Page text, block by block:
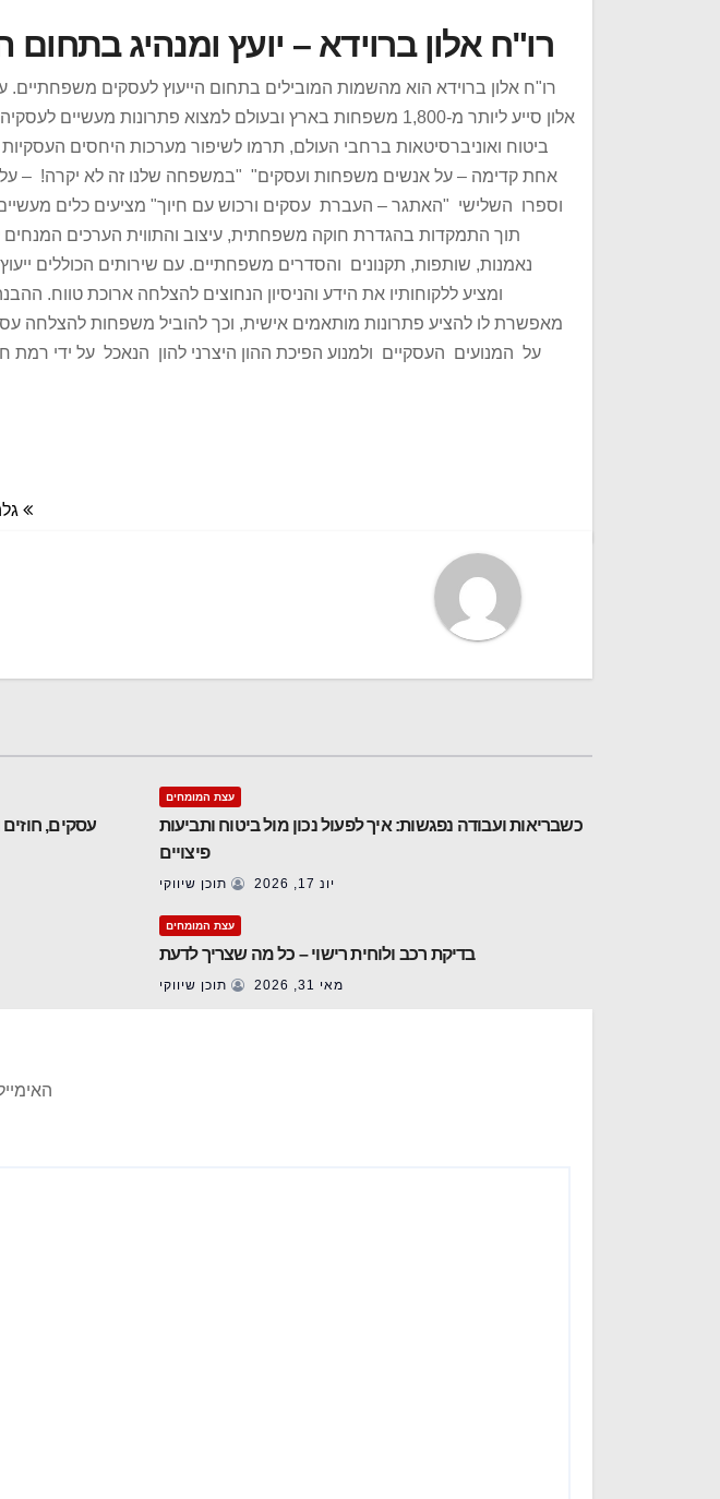
רו"ח אלון ברוידא – יועץ ומנהיג
רו"ח אלון ברוידא הוא מהשמות המובילים בתחום הייעוץ לעסקים משפחתיים.
אלון סייע ליותר מ-1,800 משפחות בארץ ובעולם למצוא פתרונות
ביטוח ואוניברסיטאות ברחבי העולם, תרמו לשיפור מערכות היחסים
אחת קדימה – על אנשים משפחות ועסקים" "במשפחה שלנו זה לא יקרה! –
וספרו השלישי "האתגר – העברת עסקים ורכוש עם חיוך" מציעים כלים
תוך התמקדות בהגדרת חוקה משפחתית, עיצוב והתווית הערכים המנחים
נאמנות, שותפות, תקנונים והסדרים משפחתיים. עם שירותים הכוללים
ומציע ללקוחותיו את הידע והניסיון הנחוצים להצלחה ארוכת טווח.
מאפשרת לו להציע פתרונות מותאמים אישית, וכך להוביל משפחות להצלחה
על המנועים העסקיים ולמנוע הפיכת ההון היצרני להון הנאכל על ידי רמת
עצת המומחים
כשבריאות ועבודה נפגשות: איך לפעול נכון מול ביטוח ותביעות
פיצויים
יונ 17, 2026 תוכן שיווקי
עסקים,
עצת המומחים
בדיקת רכב ולוחית רישוי – כל מה שצריך לדעת
מאי 31, 2026 תוכן שיווקי